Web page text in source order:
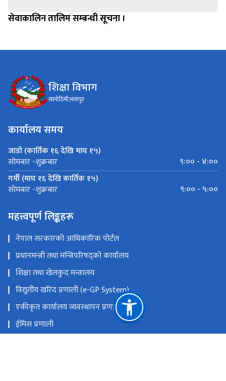
सेवाकालिन तालिम सम्बन्धी सूचना ।
शिक्षा विभाग
सानोठिमी,भक्तपुर
कार्यालय समय
जाडो (कार्तिक १६ देखि माघ १५)
सोमबार -शुक्रबार
९:०० - ४:००
गर्मी (माघ १६ देखि कार्तिक १५)
सोमबार -शुक्रबार ९:०० - ५:००
महत्त्वपूर्ण लिङ्कहरू
नेपाल सरकारको आधिकारिक पोर्टल
प्रधानमन्त्री तथा मन्त्रिपरिषद्को कार्यालय
शिक्षा तथा खेलकुद मन्त्रालय
विद्युतीय खरिद प्रणाली (e-GP System)
एकीकृत कार्यालय व्यवस्थापन प्रणाली
ईमिस प्रणाली